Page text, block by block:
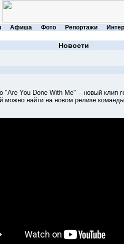
Афиша Фото Репортажи
Новости
You Done With Me" – новый клип
можно найти на новом релизе